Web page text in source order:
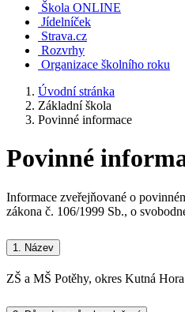
Škola ONLINE
Jídelníček
Strava.cz
Rozvrhy
Organizace školního roku
Úvodní stránka
Základní škola
Povinné informace
Povinné
Informace zveřejňované o
zákona č. 106/1999 Sb., o
1. Název
ZŠ a MŠ Potěhy, okres Kutná Hora